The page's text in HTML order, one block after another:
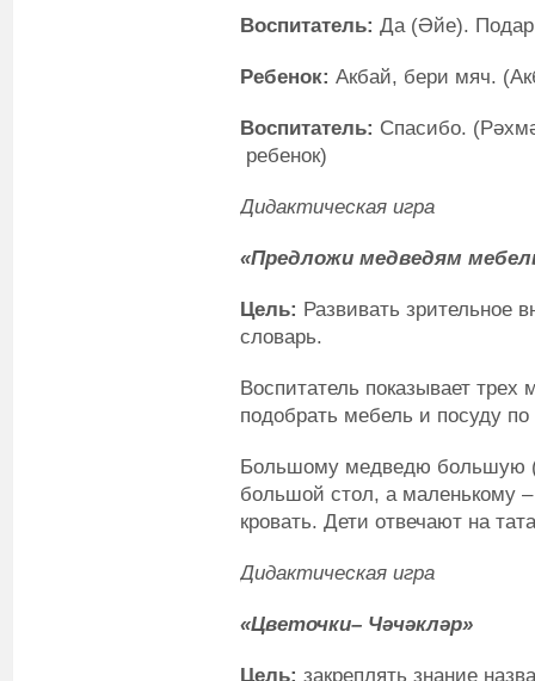
Воспитатель: Да (Әйе).
Ребенок: Акбай, бери мяч.
Воспитатель: Спасибо.
ребенок)
Дидактическая игра
«Предложи медведям
Цель: Развивать зрительное
словарь.
Воспитатель показывает
подобрать мебель и посуду
Большому медведю большую
большой стол, а маленькому
кровать. Дети отвечают на
Дидактическая игра
«Цветочки– Чәчәкләр»
Цель: закреплять знание